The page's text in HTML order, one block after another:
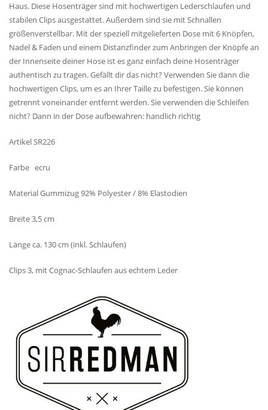
Haus. Diese Hosenträger sind mit hochwertigen Lederschlaufen und
stabilen Clips ausgestattet. Außerdem sind sie mit Schnallen
größenverstellbar. Mit der speziell mitgelieferten Dose mit 6 Knöpfen,
Nadel & Faden und einem Distanzfinder zum Anbringen der Knöpfe an
der Innenseite deiner Hose ist es ganz einfach deine Hosenträger
authentisch zu tragen. Gefällt dir das nicht? Verwenden Sie dann die
hochwertigen Clips, um es an Ihrer Taille zu befestigen. Sie können
getrennt voneinander entfernt werden. Sie verwenden die Schleifen
nicht? Dann in der Dose aufbewahren: handlich richtig
Artikel SR226
Farbe ecru
Material Gummizug 92% Polyester / 8% Elastodien
Breite 3,5 cm
Länge ca. 130 cm (inkl. Schlaufen)
Clips 3, mit Cognac-Schlaufen aus echtem Leder